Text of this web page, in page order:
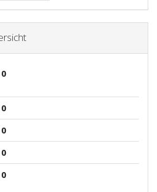
0
0
0
0
0